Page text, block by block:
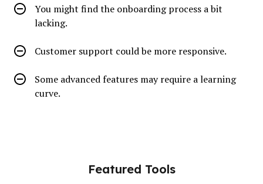
You might find the onboarding process a bit
lacking.
Customer support could be more responsive.
Some advanced features may require a learning
curve.
Featured Tools